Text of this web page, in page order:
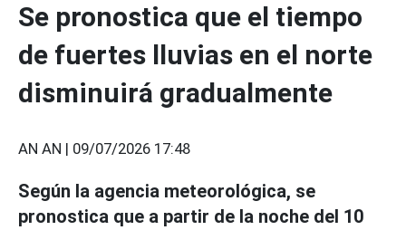
Se pronostica que el tiempo
de fuertes lluvias en el norte
disminuirá gradualmente
AN AN | 09/07/2026 17:48
Según la agencia meteorológica, se
pronostica que a partir de la noche del 10